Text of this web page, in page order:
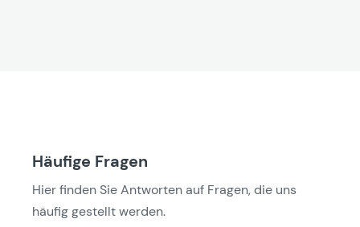
Häufige Fragen
Hier finden Sie Antworten auf Fragen, die uns
häufig gestellt werden.